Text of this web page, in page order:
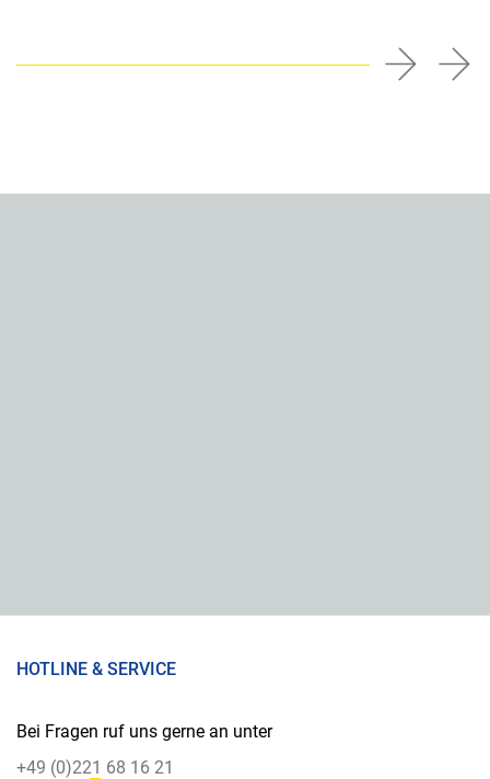
HOTLINE & SERVICE
Bei Fragen ruf uns gerne an unter
+49 (0)221 68 16 21